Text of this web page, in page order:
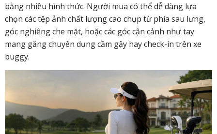
bằng nhiều hình thức. Người mua có thể dễ dàng lựa
chọn các tệp ảnh chất lượng cao chụp từ phía sau lưng,
góc nghiêng che mặt, hoặc các góc cận cảnh như tay
mang găng chuyên dụng cầm gậy hay check-in trên xe
buggy.